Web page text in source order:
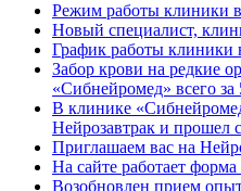
Режим работы клиники
Новый специалист,
График работы клиники
Забор крови на редкие
«Сибнейромед» всего за
В клинике
Нейрозавтрак и прошел
Приглашаем вас на
На сайте работает
Возобновлен прием